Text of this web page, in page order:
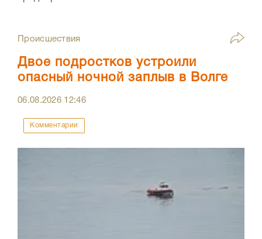
Происшествия
Двое подростков устроили
опасный ночной заплыв в Волге
06.08.2026 12:46
Комментарии